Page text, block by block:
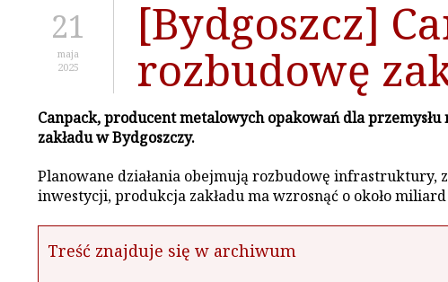
[Bydgoszcz]
rozbudowę
21
maja
2025
Canpack, producent metalowych opakowań dla
zakładu w Bydgoszczy.
Planowane działania obejmują rozbudowę infrastruktury,
inwestycji, produkcja zakładu ma wzrosnąć o około
Treść znajduje się w archiwum